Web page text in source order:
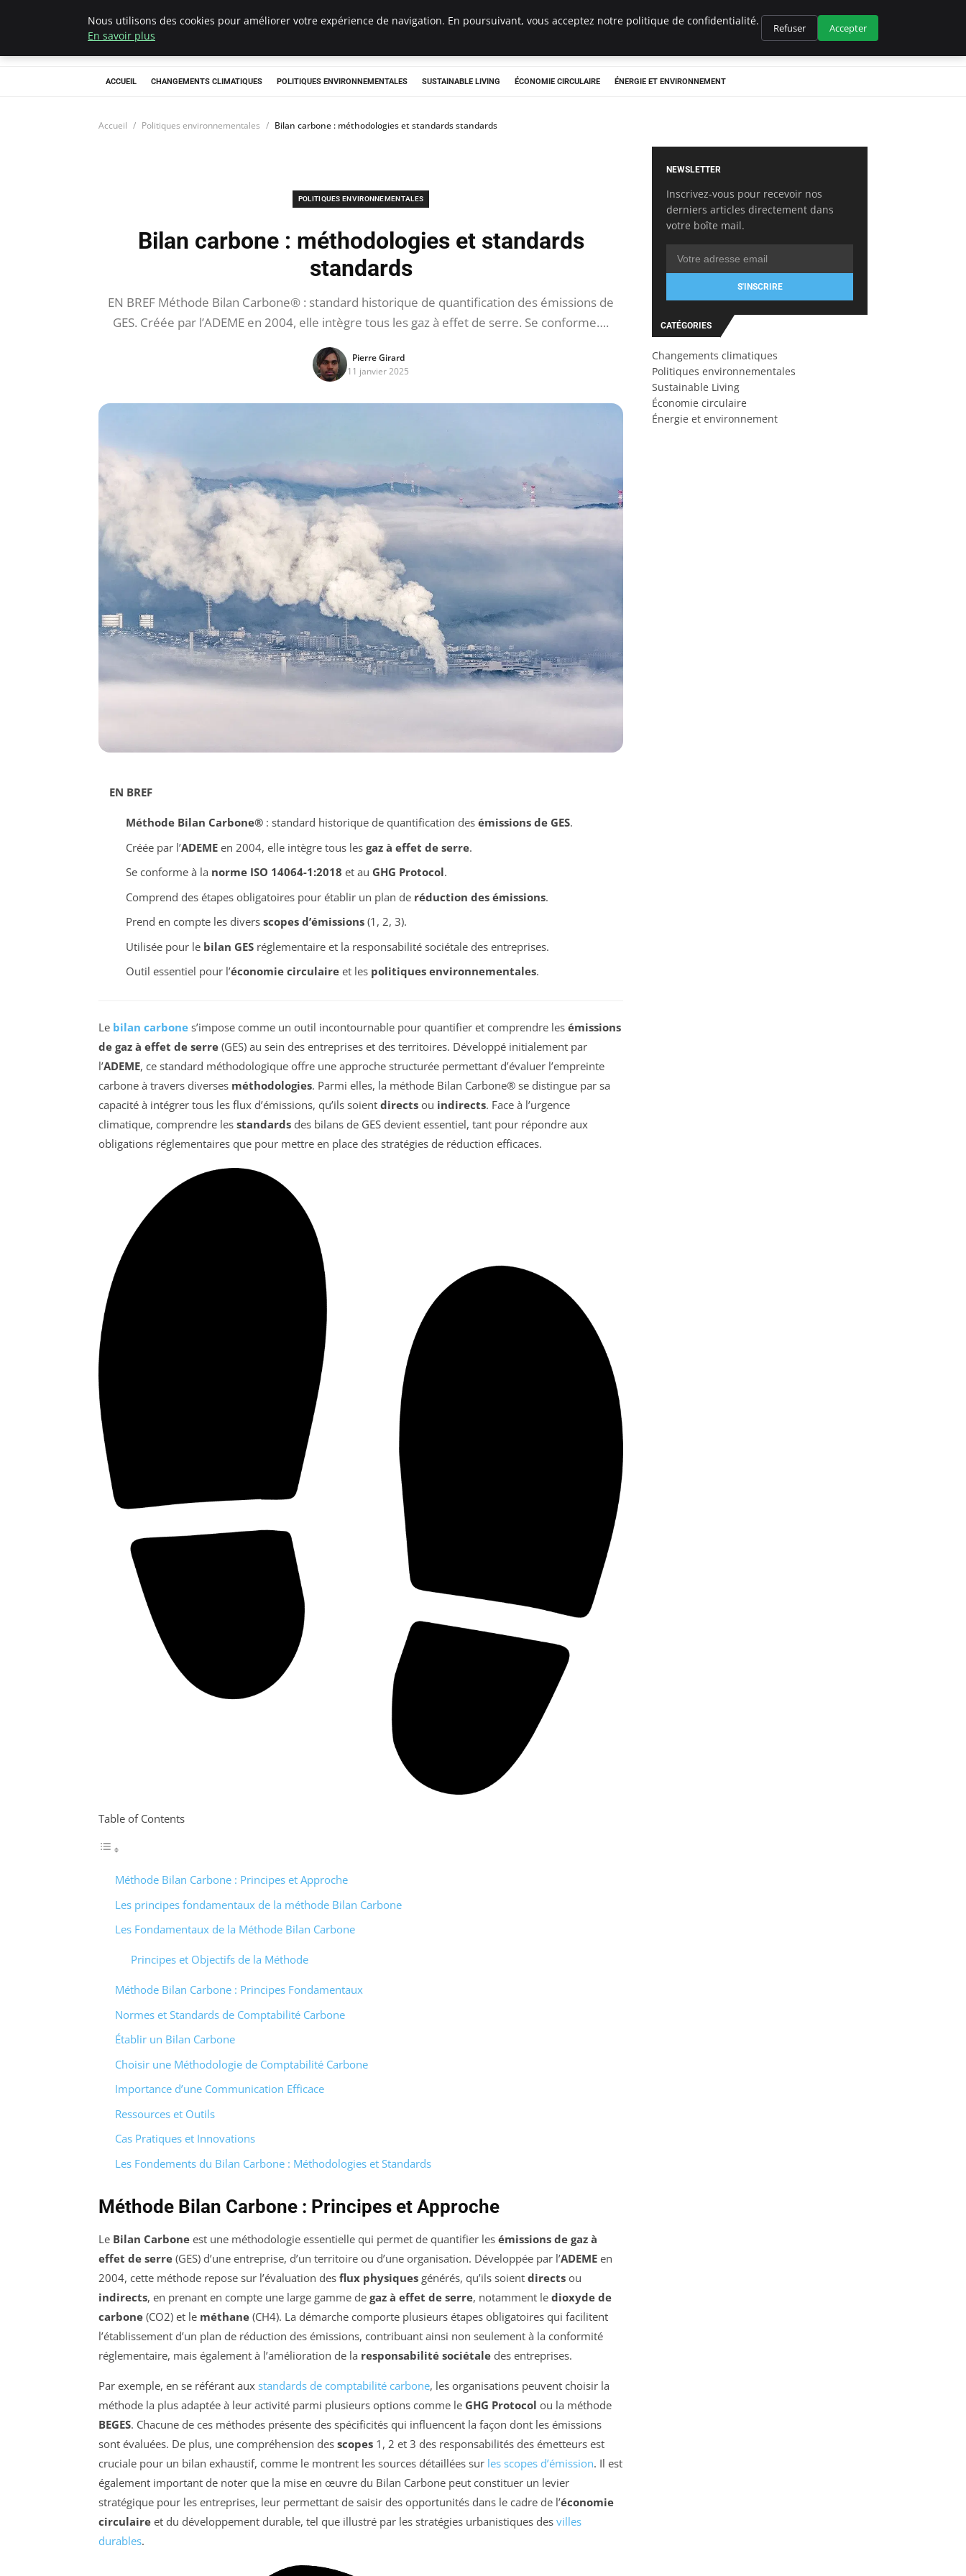
Climategatecountryclub.com
ACCUEIL CHANGEMENTS CLIMATIQUES POLITIQUES ENVIRONNEMENTALES SUSTAINABLE LIVING ÉCONOMIE CIRCULAIRE ÉNERGIE ET ENVIRONNEMENT
Accueil Politiques environnementales Bilan carbone : méthodologies et standards standards
POLITIQUES ENVIRONNEMENTALES
Bilan carbone : méthodologies et standards
standards
EN BREF Méthode Bilan Carbone® : standard historique de quantification des émissions de
GES. Créée par l’ADEME en 2004, elle intègre tous les gaz à effet de serre. Se conforme….
Pierre Girard
11 janvier 2025
EN BREF
Méthode Bilan Carbone®: standard historique de quantification des émissions de GES.
Créée par l’ADEMEen 2004, elle intègre tous les gaz à effet de serre.
Se conforme à la norme ISO 14064-1:2018 et au GHG Protocol.
Comprend des étapes obligatoires pour établir un plan de réduction des émissions.
Prend en compte les divers scopes d’émissions(1, 2, 3).
Utilisée pour le bilan GESréglementaire et la responsabilité sociétale des entreprises.
Outil essentiel pour l’économie circulaireet les politiques environnementales.
Le bilan carbone s’impose comme un outil incontournable pour quantifier et comprendre les émissions
de gaz à effet de serre (GES) au sein des entreprises et des territoires. Développé initialement par
l’ADEME, ce standard méthodologique offre une approche structurée permettant d’évaluer l’empreinte
carbone à travers diverses méthodologies. Parmi elles, la méthode Bilan Carbone® se distingue par sa
capacité à intégrer tous les flux d’émissions, qu’ils soient directs ou indirects. Face à l’urgence
climatique, comprendre les standards des bilans de GES devient essentiel, tant pour répondre aux
obligations réglementaires que pour mettre en place des stratégies de réduction efficaces.
Table of Contents
Méthode Bilan Carbone : Principes et Approche
Les principes fondamentaux de la méthode Bilan Carbone
Les Fondamentaux de la Méthode Bilan Carbone
Principes et Objectifs de la Méthode
Méthode Bilan Carbone : Principes Fondamentaux
Normes et Standards de Comptabilité Carbone
Établir un Bilan Carbone
Choisir une Méthodologie de Comptabilité Carbone
Importance d’une Communication Efficace
Ressources et Outils
Cas Pratiques et Innovations
Les Fondements du Bilan Carbone : Méthodologies et Standards
Méthode Bilan Carbone : Principes et Approche
Le Bilan Carbone est une méthodologie essentielle qui permet de quantifier les émissions de gaz à
effet de serre (GES) d’une entreprise, d’un territoire ou d’une organisation. Développée par l’ADEME en
2004, cette méthode repose sur l’évaluation des flux physiques générés, qu’ils soient directs ou
indirects, en prenant en compte une large gamme de gaz à effet de serre, notamment le dioxyde de
carbone (CO2) et le méthane (CH4). La démarche comporte plusieurs étapes obligatoires qui facilitent
l’établissement d’un plan de réduction des émissions, contribuant ainsi non seulement à la conformité
réglementaire, mais également à l’amélioration de la responsabilité sociétale des entreprises.
Par exemple, en se référant aux standards de comptabilité carbone, les organisations peuvent choisir la
méthode la plus adaptée à leur activité parmi plusieurs options comme le GHG Protocol ou la méthode
BEGES. Chacune de ces méthodes présente des spécificités qui influencent la façon dont les émissions
sont évaluées. De plus, une compréhension des scopes 1, 2 et 3 des responsabilités des émetteurs est
cruciale pour un bilan exhaustif, comme le montrent les sources détaillées sur les scopes d’émission. Il est
également important de noter que la mise en œuvre du Bilan Carbone peut constituer un levier
stratégique pour les entreprises, leur permettant de saisir des opportunités dans le cadre de l’économie
circulaire et du développement durable, tel que illustré par les stratégies urbanistiques des villes
durables.
NEWSLETTER
Inscrivez-vous pour recevoir nos
derniers articles directement dans
votre boîte mail.
S'INSCRIRE
CATÉGORIES
Changements climatiques
Politiques environnementales
Sustainable Living
Économie circulaire
Énergie et environnement
Nous utilisons des cookies pour améliorer votre expérience de navigation. En poursuivant, vous acceptez notre politique de confidentialité.
En savoir plus
Refuser Accepter